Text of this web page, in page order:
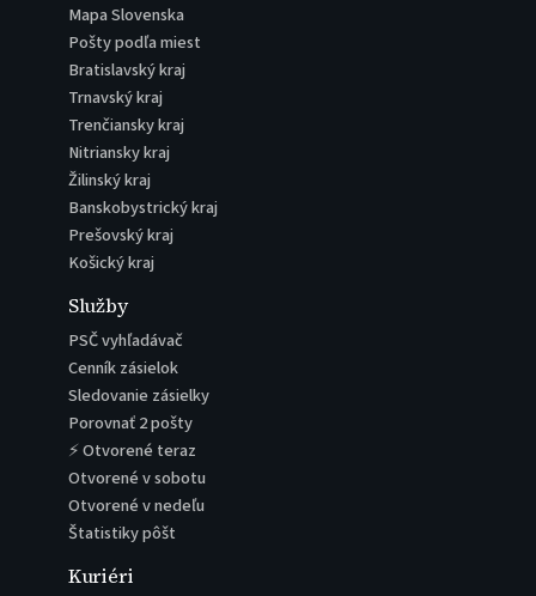
Mapa Slovenska
Pošty podľa miest
Bratislavský kraj
Trnavský kraj
Trenčiansky kraj
Nitriansky kraj
Žilinský kraj
Banskobystrický kraj
Prešovský kraj
Košický kraj
Služby
PSČ vyhľadávač
Cenník zásielok
Sledovanie zásielky
Porovnať 2 pošty
⚡ Otvorené teraz
Otvorené v sobotu
Otvorené v nedeľu
Štatistiky pôšt
Kuriéri